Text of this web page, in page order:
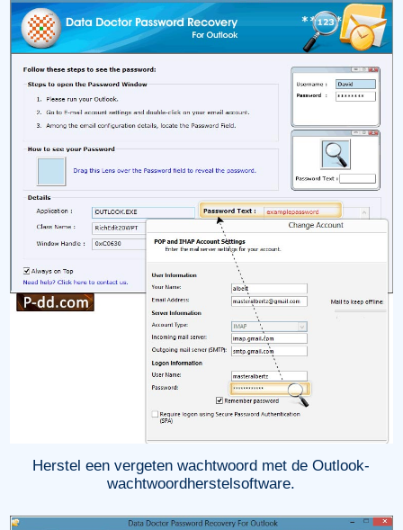
Herstel een vergeten wachtwoord met de Outlook-
wachtwoordherstelsoftware.